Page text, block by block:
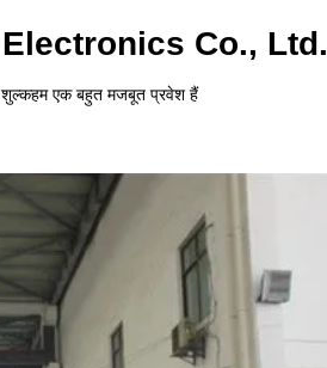
Co., Ltd.
शुल्कहम एक बहुत मजबूत प्रवेश हैं